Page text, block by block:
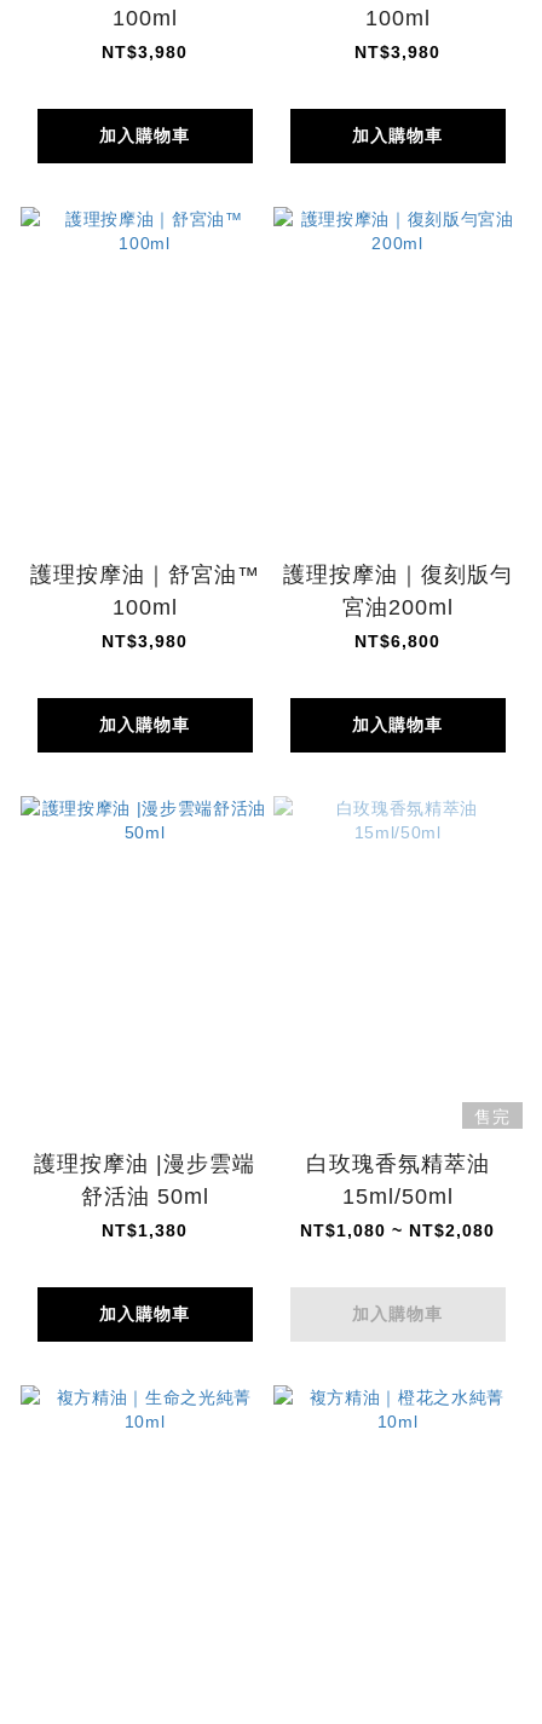
100ml
NT$3,980
加入購物車
100ml
NT$3,980
加入購物車
護理按摩油｜舒宮油™
100ml
NT$3,980
加入購物車
護理按摩油｜復刻版勻
宮油200ml
NT$6,800
加入購物車
護理按摩油 |漫步雲端
舒活油 50ml
NT$1,380
加入購物車
售完
白玫瑰香氛精萃油
15ml/50ml
NT$1,080 ~ NT$2,080
加入購物車